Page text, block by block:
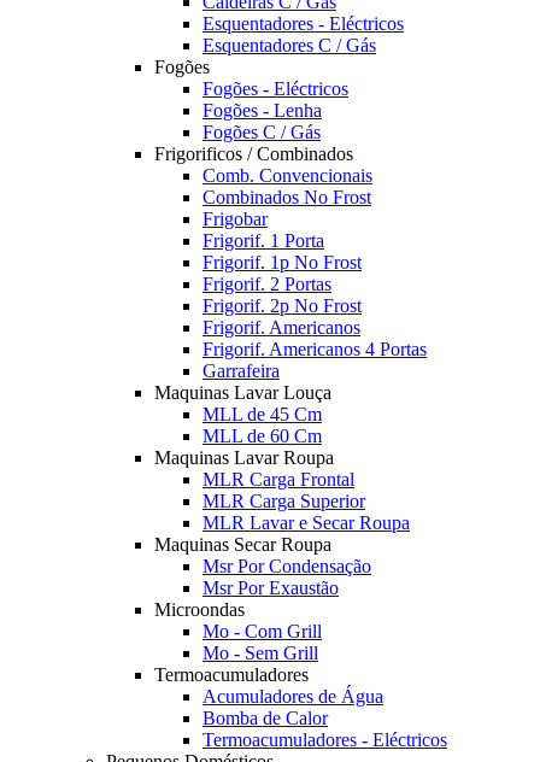
Esquentadores - Eléctricos
Esquentadores C / Gás
Fogões
Fogões - Eléctricos
Fogões - Lenha
Fogões C / Gás
Frigorificos / Combinados
Comb. Convencionais
Combinados No Frost
Frigobar
Frigorif. 1 Porta
Frigorif. 1p No Frost
Frigorif. 2 Portas
Frigorif. 2p No Frost
Frigorif. Americanos
Frigorif. Americanos 4 Portas
Garrafeira
Maquinas Lavar Louça
MLL de 45 Cm
MLL de 60 Cm
Maquinas Lavar Roupa
MLR Carga Frontal
MLR Carga Superior
MLR Lavar e Secar Roupa
Maquinas Secar Roupa
Msr Por Condensação
Msr Por Exaustão
Microondas
Mo - Com Grill
Mo - Sem Grill
Termoacumuladores
Acumuladores de Água
Bomba de Calor
Termoacumuladores - Eléctricos